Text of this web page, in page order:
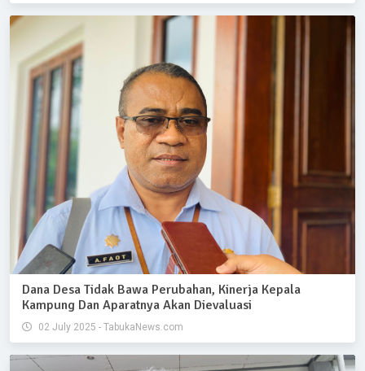
Dana Desa Tidak Bawa Perubahan, Kinerja Kepala
Kampung Dan Aparatnya Akan Dievaluasi
02 July 2025 - TabukaNews.com